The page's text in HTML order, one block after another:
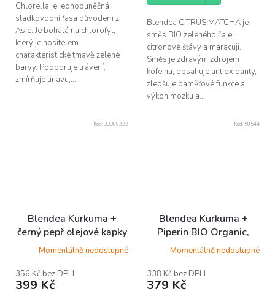
Chlorella je jednobuněčná
sladkovodní řasa původem z
Asie. Je bohatá na chlorofyl,
který je nositelem
charakteristické tmavě zelené
barvy. Podporuje trávení,
zmírňuje únavu,...
Blendea CITRUS MATCHA je
směs BIO zeleného čaje,
citronové šťávy a maracuji.
Směs je zdravým zdrojem
kofeinu, obsahuje antioxidanty,
zlepšuje paměťové funkce a
výkon mozku a...
Blendea Kurkuma +
černý pepř olejové kapky
10 ml
Momentálně nedostupné
356 Kč bez DPH
399 Kč
Kód: ECO80222
Blendea Kurkuma +
Piperin BIO Organic,
100% rostlinné, 90
Momentálně nedostupné
338 Kč bez DPH
379 Kč
Kód: 50544